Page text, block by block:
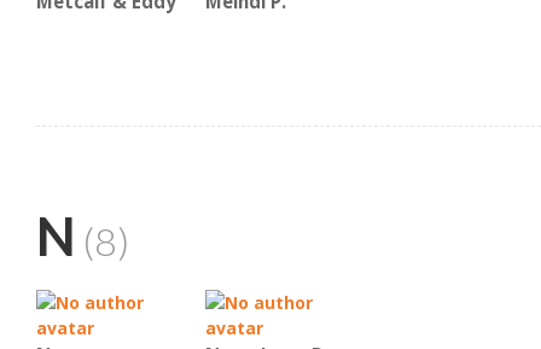
N (8)